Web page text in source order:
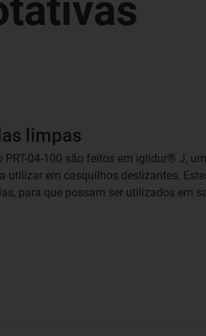
limpas
04-100 são feitos em iglidur® J,
utilizar em casquilhos deslizantes.
para que possam ser utilizados em